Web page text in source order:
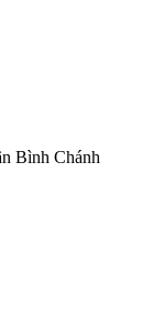
Bình Chánh